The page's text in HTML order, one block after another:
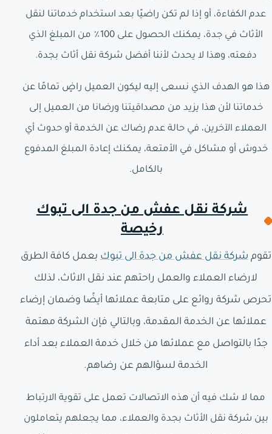
عدم الكفاءة، أو إذا لم تكن راضيًا بعد استخدام خدماتنا لنقل
الأثاث في جدة، يمكنك الحصول على 100٪ من المبلغ الذي
دفعته، وهذا لا يحدث لأننا أفضل شركة نقل أثاث بجدة.
هذا هو الهدف الذي نسعى إليه ليكون العميل راضٍ تمامًا عن
خدماتنا لأن هذا يزيد من مصداقيتنا ورضانا من العميل إلى
العملاء الآخرين، في حالة عدم رضاك عن الخدمة أو حدوث أي
خدوش أو مشاكل في الأمتعة، يمكنك إعادة المبلغ المدفوع
بالكامل.
شركة نقل عفش من جدة الى تبوك
رخيصة
تقومشركة نقل عفش من جدة الى تبوكبعمل كافة الطرق
لارضاء العملاء والعمل راحتهم عند نقل الاثاث، لذلك
تحرص شركة روائع على متابعة عملائها أيضًا وضمان إرضاء
عملائها عن الخدمة المقدمة، وبالتالي فإن الشركة مهتمة
جدًا بالتواصل مع عملائها من خلال خدمة العملاء بعد أداء
الخدمة لسؤالهم عن رضاهم.
مما لا شك فيه أن هذه الاتصالات تعمل على تقوية الارتباط
بين شركة نقل الأثاث بجدة والعملاء، مما يجعلهم يتعاملون